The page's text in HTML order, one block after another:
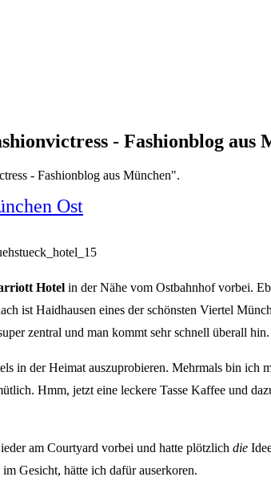
- Fashionblog aus
- Fashionblog aus München".
Ost
Hotel in der Nähe vom Ostbahnhof vorbei.
ist Haidhausen eines der schönsten Viertel
zentral und man kommt sehr schnell überall hin.
in der Heimat auszuprobieren. Mehrmals bin
Hmm, jetzt eine leckere Tasse Kaffee und
am Courtyard vorbei und hatte plötzlich die
Gesicht, hätte ich dafür auserkoren.